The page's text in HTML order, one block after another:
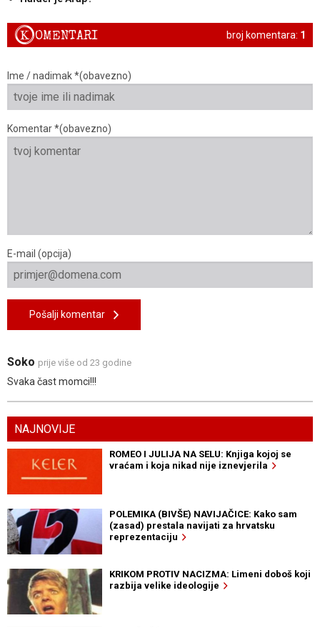
broj komentara: 1
KOMENTARI
Ime / nadimak *(obavezno)
Komentar *(obavezno)
E-mail (opcija)
Pošalji komentar
Soko prije više od 23 godine
Svaka čast momci!!!
NAJNOVIJE
ROMEO I JULIJA NA SELU: Knjiga kojoj se
vraćam i koja nikad nije iznevjerila
POLEMIKA (BIVŠE) NAVIJAČICE: Kako sam
(zasad) prestala navijati za hrvatsku
reprezentaciju
KRIKOM PROTIV NACIZMA: Limeni doboš koji
razbija velike ideologije